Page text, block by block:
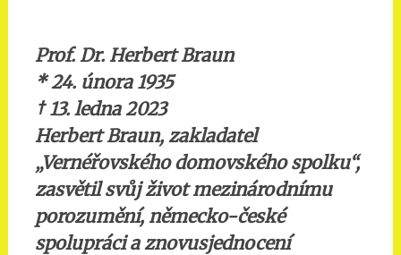
Prof. Dr. Herbert Braun
* 24. února 1935
† 13. ledna 2023
Herbert Braun, zakladatel
„Vernéřovského domovského spolku“,
zasvětil svůj život mezinárodnímu
porozumění, německo-české
spolupráci a znovusjednocení